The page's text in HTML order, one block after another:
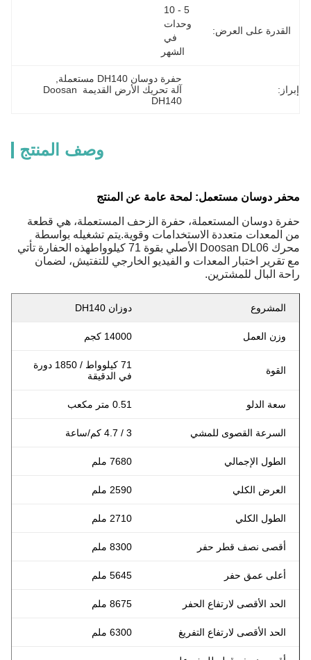
القدرة على العرض:
الشهر
إبراز:
حفرة دوسان DH140 مستعملة
آلة تحريك الأرض القديمة Doosan
DH140
وصف المنتج
محفر دوسان مستعمل: لمحة عامة عن المنتج
حفرة دوسان المستعملة، حفرة الزحف المستعملة، هي قطعة
من المعدات متعددة الاستخدامات وقوية.يتم تشغيله بواسطة
محرك Doosan DL06 الأصلي بقوة 71 كيلوواطهذه الحفارة تأتي
مع تقرير اختبار المعدات و الفيديو الخارجي للتفتيش، لضمان
راحة البال للمشترين.
المشروع دوزان DH140
وزن العمل 14000 كجم
القوة
71 كيلوواط / 1850 دورة
في الدقيقة
سعة الدلو 0.51 متر مكعب
السرعة القصوى للمشي 3 / 4.7 كم/ساعة
الطول الإجمالي 7680 ملم
العرض الكلي 2590 ملم
الطول الكلي 2710 ملم
أقصى نصف قطر حفر 8300 ملم
أعلى عمق حفر 5645 ملم
الحد الأقصى لارتفاع الحفر 8675 ملم
الحد الأقصى لارتفاع التفريغ 6300 ملم